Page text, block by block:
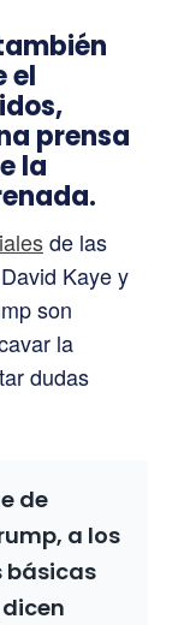
el
prensa
la
de las
Kaye y
son
la
dudas
de
a los
básicas
dicen